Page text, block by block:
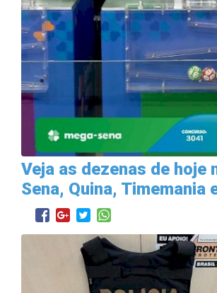
Veja as dezenas de hoje
Sena, Quina, Timemania